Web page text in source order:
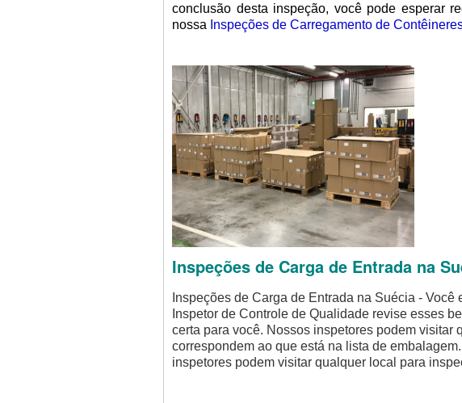
conclusão desta inspeção, você pode esperar
nossa Inspeções de Carregamento de
Inspeções de Carga de Entrada na
Inspeções de Carga de Entrada na Suécia -
Inspetor de Controle de Qualidade revise esses
certa para você. Nossos inspetores podem
correspondem ao que está na lista de
inspetores podem visitar qualquer local para